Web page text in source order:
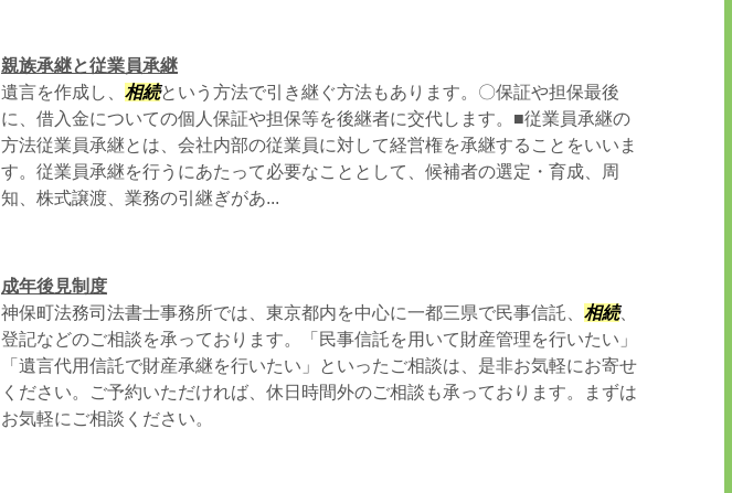
親族承継と従業員承継
遺言を作成し、 相続という方法で引き継ぐ方法もあります。〇保証や担保最後
に、借入金についての個人保証や担保等を後継者に交代します。■従業員承継の
方法従業員承継とは、会社内部の従業員に対して経営権を承継することをいいま
す。従業員承継を行うにあたって必要なこととして、候補者の選定・育成、周
知、株式譲渡、業務の引継ぎがあ...
成年後見制度
神保町法務司法書士事務所では、東京都内を中心に一都三県で民事信託、 相続、
登記などのご相談を承っております。「民事信託を用いて財産管理を行いたい」
「遺言代用信託で財産承継を行いたい」といったご相談は、是非お気軽にお寄せ
ください。ご予約いただければ、休日時間外のご相談も承っております。まずは
お気軽にご相談ください。